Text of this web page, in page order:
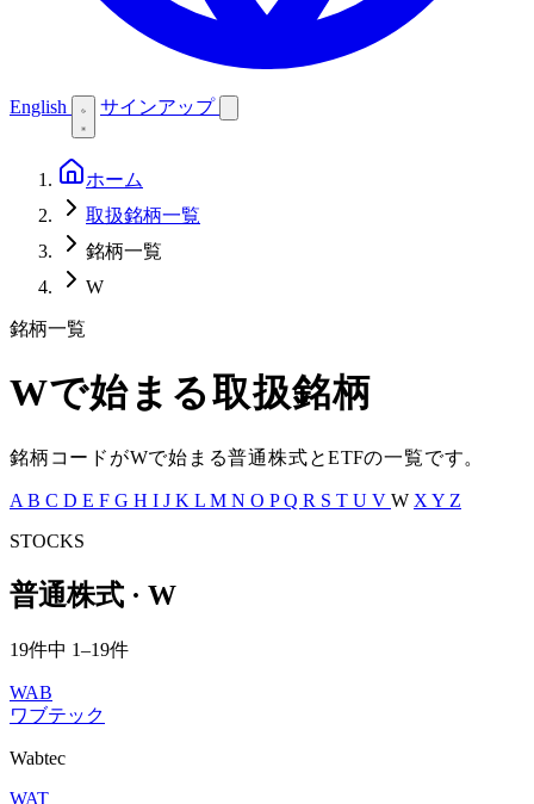
English サインアップ
ホーム
取扱銘柄一覧
銘柄一覧
W
銘柄一覧
Wで始まる取扱銘柄
銘柄コードがWで始まる普通株式とETFの一覧です。
A B C D E F G H I J K L M N O PQ R S T U V W X Y Z
STOCKS
普通株式 · W
19件中 1–19件
WAB
ワブテック
Wabtec
WAT